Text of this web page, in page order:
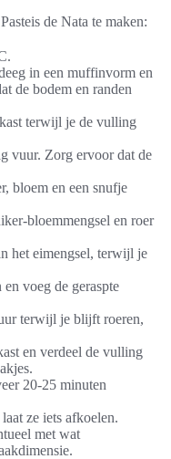
de Nata te maken:
in een muffinvorm en
de bodem en randen
terwijl je de vulling
vuur. Zorg ervoor dat de
bloem en een snufje
bloemmengsel en roer
het eimengsel, terwijl je
voeg de geraspte
terwijl je blijft roeren,
en verdeel de vulling
20-25 minuten
ze iets afkoelen.
met wat